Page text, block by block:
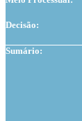
Decisão:
Sumário: